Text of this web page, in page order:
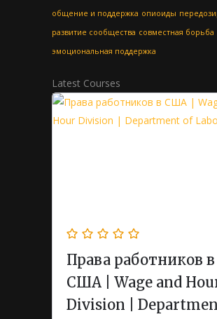
общение и поддержка опиоиды
развитие сообщества совместная борьба
эмоциональная поддержка
Latest Courses
Права работников в
США | Wage and
Division |